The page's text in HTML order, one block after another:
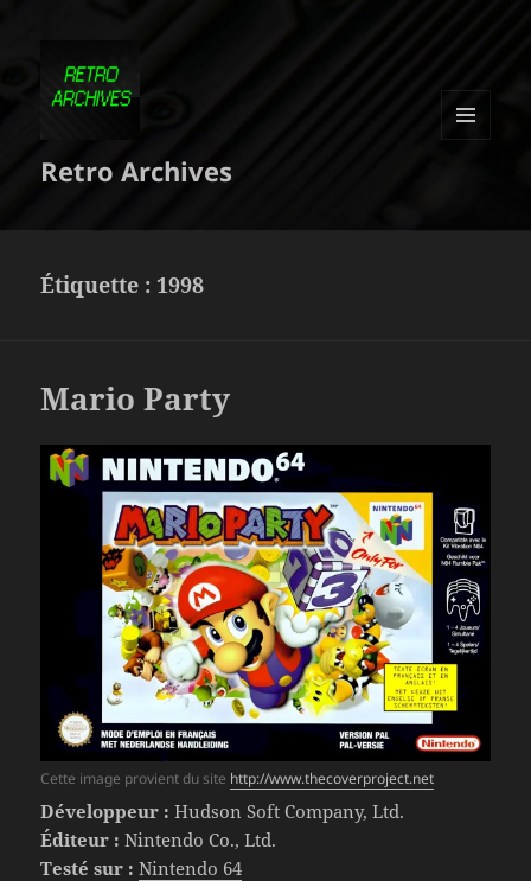
Retro Archives
Étiquette : 1998
Mario Party
Cette image provient du site http://www.thecoverproject.net
Développeur : Hudson Soft Company, Ltd.
Éditeur : Nintendo Co., Ltd.
Testé sur : Nintendo 64